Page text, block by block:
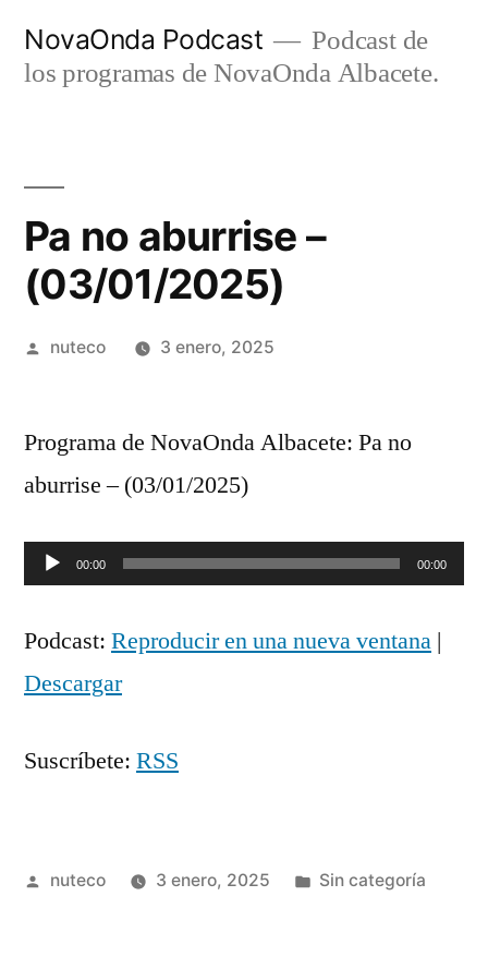
NovaOnda Podcast
Podcast de
los programas de NovaOnda Albacete.
Pa no aburrise –
(03/01/2025)
Publicada
nuteco 3 enero, 2025
Programa de NovaOnda Albacete: Pa no
aburrise – (03/01/2025)
Reproductor
audio
00:00 00:00
Podcast: Reproducir en una nueva ventana |
Descargar
Suscríbete: RSS
Publicada
nuteco 3 enero, 2025
Publicada
Sin categoría